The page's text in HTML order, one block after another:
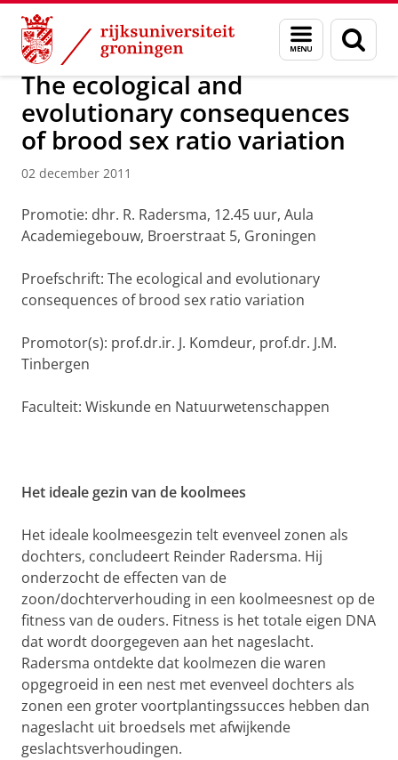
Skip
Content
Skip
Navigation
Menu
en
zoeken
Over ons Actueel Nieuws Nieuwsberichten
The ecological and
evolutionary consequences
of brood sex ratio variation
02 december 2011
Promotie: dhr. R. Radersma, 12.45 uur, Aula
Academiegebouw, Broerstraat 5, Groningen
Proefschrift: The ecological and evolutionary
consequences of brood sex ratio variation
Promotor(s): prof.dr.ir. J. Komdeur, prof.dr. J.M.
Tinbergen
Faculteit: Wiskunde en Natuurwetenschappen
Het ideale gezin van de koolmees
Het ideale koolmeesgezin telt evenveel zonen als
dochters, concludeert Reinder Radersma. Hij
onderzocht de effecten van de
zoon/dochterverhouding in een koolmeesnest op de
fitness van de ouders. Fitness is het totale eigen DNA
dat wordt doorgegeven aan het nageslacht.
Radersma ontdekte dat koolmezen die waren
opgegroeid in een nest met evenveel dochters als
zonen een groter voortplantingssucces hebben dan
nageslacht uit broedsels met afwijkende
geslachtsverhoudingen.